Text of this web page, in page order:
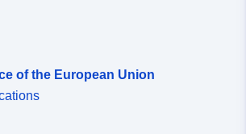
of the European Union